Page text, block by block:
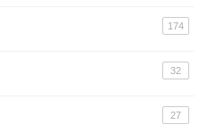
174
32
27